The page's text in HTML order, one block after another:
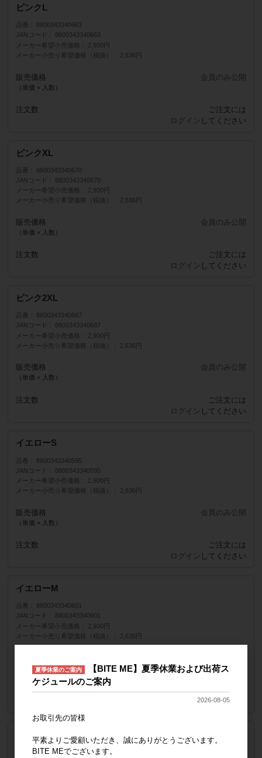
ピンクL
品番
8800343340663
JANコード
8800343340663
メーカー希望小売価格
2,900円
メーカー小売り希望価格（税抜）
2,636円
販売価格
（単価 × 入数）
会員のみ公開
注文数
ご注文には
ログイン してください
ピンクXL
品番
8800343340670
JANコード
8800343340670
メーカー希望小売価格
2,900円
メーカー小売り希望価格（税抜）
2,636円
販売価格
（単価 × 入数）
会員のみ公開
注文数
ご注文には
ログイン してください
ピンク2XL
品番
8800343340687
JANコード
8800343340687
メーカー希望小売価格
2,900円
メーカー小売り希望価格（税抜）
2,636円
販売価格
（単価 × 入数）
会員のみ公開
注文数
ご注文には
ログイン してください
イエローS
品番
8800343340595
JANコード
8800343340595
メーカー希望小売価格
2,900円
メーカー小売り希望価格（税抜）
2,636円
販売価格
（単価 × 入数）
会員のみ公開
注文数
ご注文には
ログイン してください
イエローM
品番
8800343340601
JANコード
8800343340601
メーカー希望小売価格
2,900円
メーカー小売り希望価格（税抜）
2,636円
（単価 × 入数）
注文数
ご注文には
ログインしてください
8800343340618
夏季休業のご案内
【BITE ME】夏季休業および出荷ス
ケジュールのご案内
2026-08-05
お取引先の皆様
平素よりご愛顧いただき、誠にありがとうございます。
BITE MEでございます。